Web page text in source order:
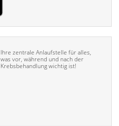
Ihre zentrale Anlaufstelle für alles,
was vor, während und nach der
Krebsbehandlung wichtig ist!